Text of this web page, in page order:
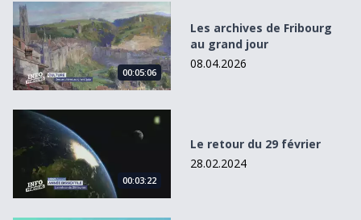
Les archives de Fribourg au grand jour
00:05:06
Les archives de Fribourg
au grand jour
08.04.2026
Le retour du 29 février
00:03:22
Le retour du 29 février
28.02.2024